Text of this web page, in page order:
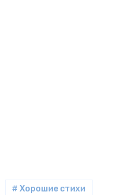
# Хорошие стихи